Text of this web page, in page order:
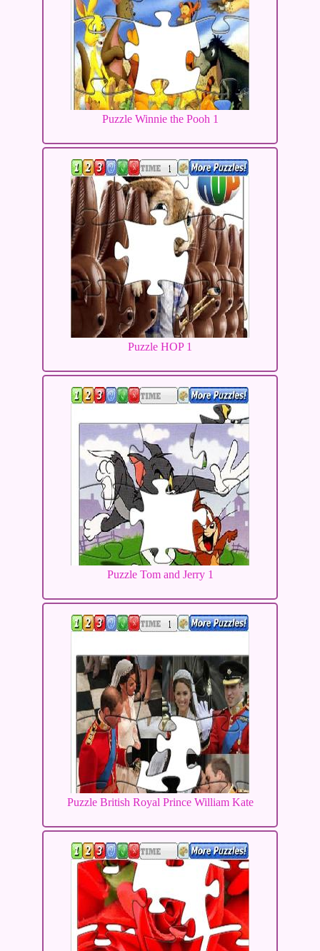
Puzzle Winnie the Pooh 1
Puzzle HOP 1
Puzzle Tom and Jerry 1
Puzzle British Royal Prince William Kate